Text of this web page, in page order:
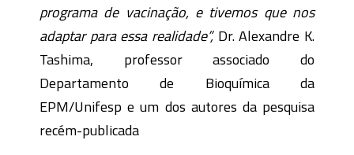
programa de vacinação, e tivemos que nos
adaptar para essa realidade”, Dr. Alexandre K.
Tashima, professor associado do
Departamento de Bioquímica da
EPM/Unifesp e um dos autores da pesquisa
recém-publicada